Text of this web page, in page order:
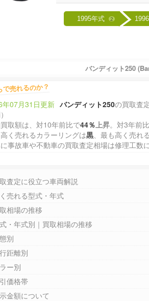
1995年式 2
バンディット250
売れるのか？
年07月31日更新 バンディット250の買取査
取額は、対10年前比で44％上昇。対3年前
く売れるカラーリングは黒、最も高く売れ
事故車や不動車の買取査定相場は修理工数
査定に役立つ車両解説
売れる型式・年式
相場の推移
・年式別｜買取相場の推移
別
距離別
ー別
価格帯
金額について